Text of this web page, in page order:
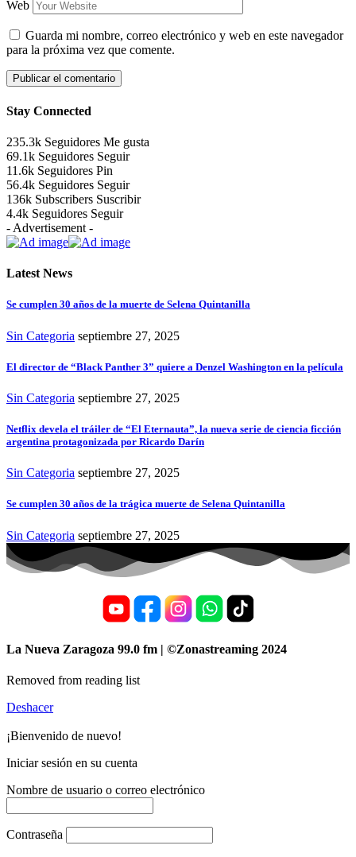
Web
Guarda mi nombre, correo electrónico y web en este navegador
para la próxima vez que comente.
Stay Connected
235.3k Seguidores Me gusta
69.1k Seguidores Seguir
11.6k Seguidores Pin
56.4k Seguidores Seguir
136k Subscribers Suscribir
4.4k Seguidores Seguir
- Advertisement -
Latest News
Se cumplen 30 años de la muerte de Selena Quintanilla
Sin Categoria septiembre 27, 2025
El director de “Black Panther 3” quiere a Denzel Washington en la película
Sin Categoria septiembre 27, 2025
Netflix devela el tráiler de “El Eternauta”, la nueva serie de ciencia ficción
argentina protagonizada por Ricardo Darín
Sin Categoria septiembre 27, 2025
Se cumplen 30 años de la trágica muerte de Selena Quintanilla
Sin Categoria septiembre 27, 2025
La Nueva Zaragoza 99.0 fm | ©Zonastreaming 2024
Removed from reading list
Deshacer
¡Bienvenido de nuevo!
Iniciar sesión en su cuenta
Nombre de usuario o correo electrónico
Contraseña